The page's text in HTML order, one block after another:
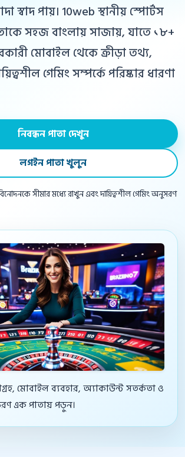
পায়। 10web স্থানীয় স্পোর্টস
সহজ বাংলায় সাজায়, যাতে ১৮+
মোবাইল থেকে ক্রীড়া তথ্য,
গেমিং সম্পর্কে পরিষ্কার ধারণা
নিবন্ধন পাতা দেখুন
লগইন পাতা খুলুন
সীমার মধ্যে রাখুন এবং দায়িত্বশীল গেমিং অনুসরণ
মোবাইল ব্যবহার, অ্যাকাউন্ট সতর্কতা ও
এক পাতায় পড়ুন।